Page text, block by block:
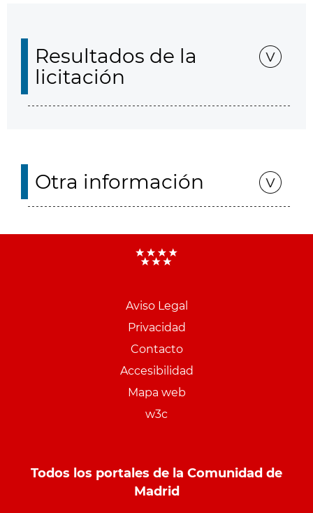
Resultados de la
licitación
Otra información
Aviso Legal
Privacidad
Contacto
Accesibilidad
Mapa web
w3c
Todos los portales de la Comunidad de
Madrid